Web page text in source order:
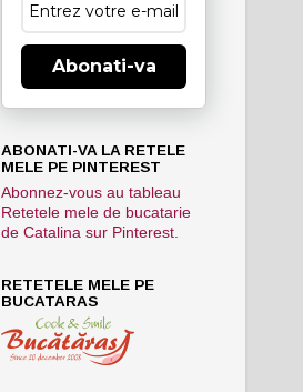
Abonati-va
ABONATI-VA LA RETELE
MELE PE PINTEREST
Abonnez-vous au tableau
Retetele mele de bucatarie
de Catalina sur Pinterest.
RETETELE MELE PE
BUCATARAS